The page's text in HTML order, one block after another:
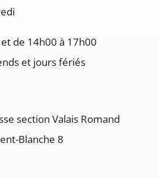
de 14h00 à 17h00
et jours fériés
section Valais Romand
Blanche 8